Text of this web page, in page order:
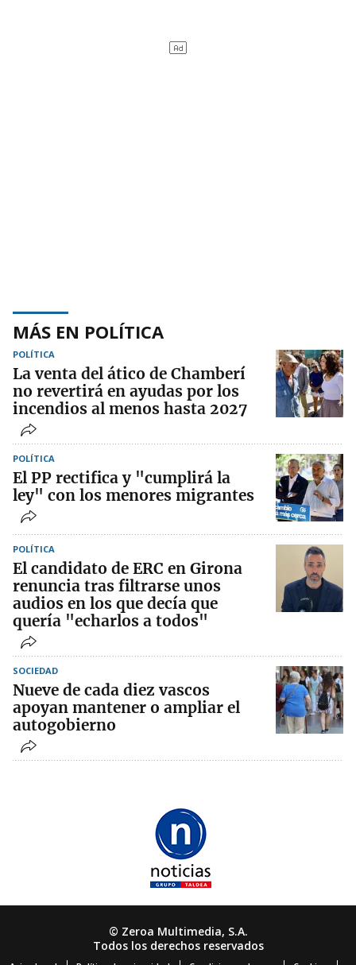
MÁS EN POLÍTICA
POLÍTICA
La venta del ático de Chamberí
no revertirá en ayudas por los
incendios al menos hasta 2027
POLÍTICA
El PP rectifica y "cumplirá la
ley" con los menores migrantes
POLÍTICA
El candidato de ERC en Girona
renuncia tras filtrarse unos
audios en los que decía que
quería "echarlos a todos"
SOCIEDAD
Nueve de cada diez vascos
apoyan mantener o ampliar el
autogobierno
© Zeroa Multimedia, S.A.
Todos los derechos reservados